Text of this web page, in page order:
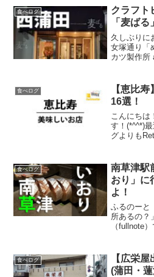
食べログ
クラフト
「麦ば
久しぶりに
女塚通り「
カツ製作所
新しいお
た。クラ
で、ビー
た🍺クラフ
食べログ
【恵比
16選！
こんにちは
す！(*^^*)
グよりも
ん
は東京グ
している
食べログ
南草津駅
おり」に
よ！
ふるのーと
所あるの？
（fullnote
って南草
に連れて
介したい
はい...
食べログ
【広栄
(蒲田・